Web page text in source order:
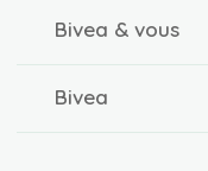
Bivea & vous
Bivea